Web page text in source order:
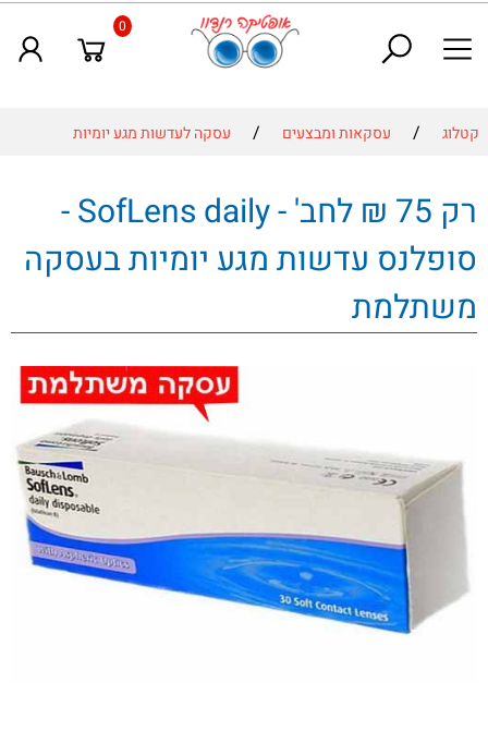
0
קטלוג / עסקאות ומבצעים / עסקה לעדשות מגע יומיות
רק 75 ₪ לחב' - SofLens daily -
סופלנס עדשות מגע יומיות בעסקה
משתלמת